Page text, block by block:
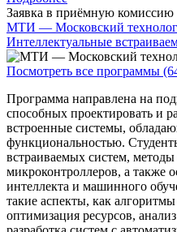
Заявка в приёмную комиссию
МТИ — Московский
Интеллектуальные
Посмотреть все программы
Программа направлена на
способных проектировать и
встроенные системы,
функциональностью.
встраиваемых систем,
микроконтроллеров, а также
интеллекта и машинного
такие аспекты, как
оптимизация ресурсов,